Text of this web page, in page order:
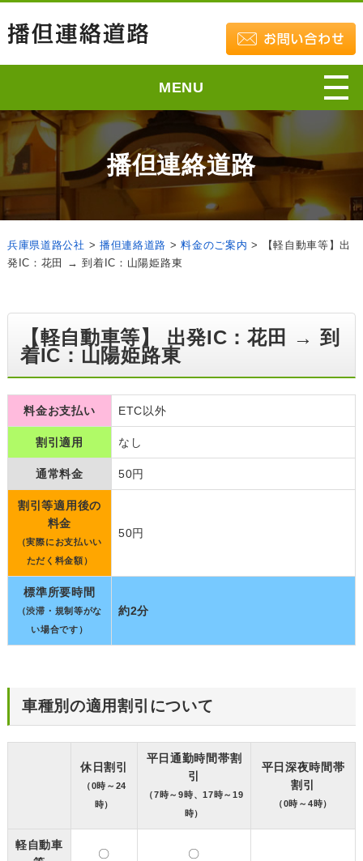
MENU
播但連絡道路
兵庫県道路公社 > 播但連絡道路 >料金のご案内 >
【軽自動車等】出
発IC：花田 → 到着IC：山陽姫路東
【軽自動車等】 出発IC：花田 → 到
着IC：山陽姫路東
料金お支払い ETC以外
割引適用 なし
通常料金 50円
割引等適用後の
料金
（実際にお支払いい
ただく料金額）
50円
標準所要時間
（渋滞・規制等がな
い場合です）
約2分
車種別の適用割引について
休日割引
（0時～24
時）
平日通勤時間帯割
引
（7時～9時、17時～19
時）
平日深夜時間帯
割引
（0時～4時）
軽自動車
〇 〇